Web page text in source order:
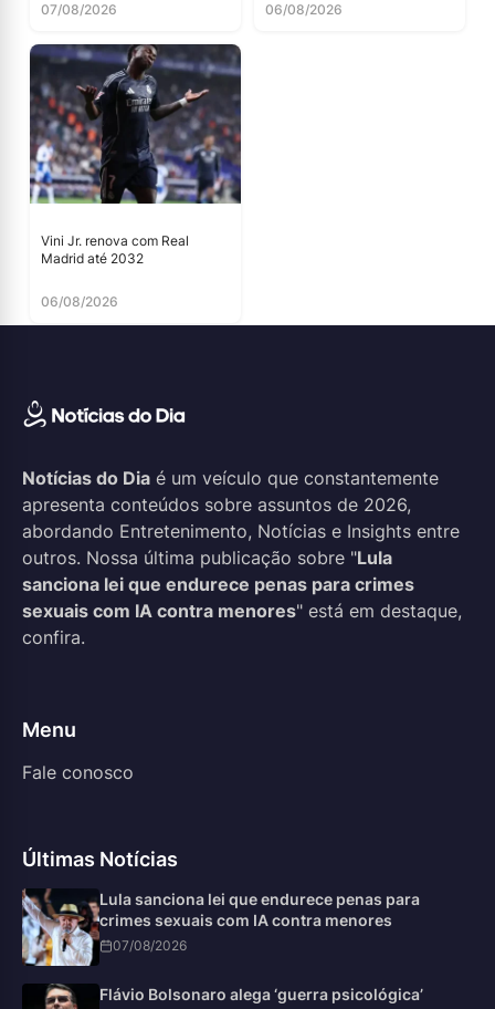
07/08/2026
06/08/2026
Vini Jr. renova com Real
Madrid até 2032
06/08/2026
Notícias do Dia é um veículo que constantemente
apresenta conteúdos sobre assuntos de 2026,
abordando Entretenimento, Notícias e Insights entre
outros. Nossa última publicação sobre "Lula
sanciona lei que endurece penas para crimes
sexuais com IA contra menores" está em destaque,
confira.
Menu
Fale conosco
Últimas Notícias
Lula sanciona lei que endurece penas para
crimes sexuais com IA contra menores
07/08/2026
Flávio Bolsonaro alega ‘guerra psicológica’